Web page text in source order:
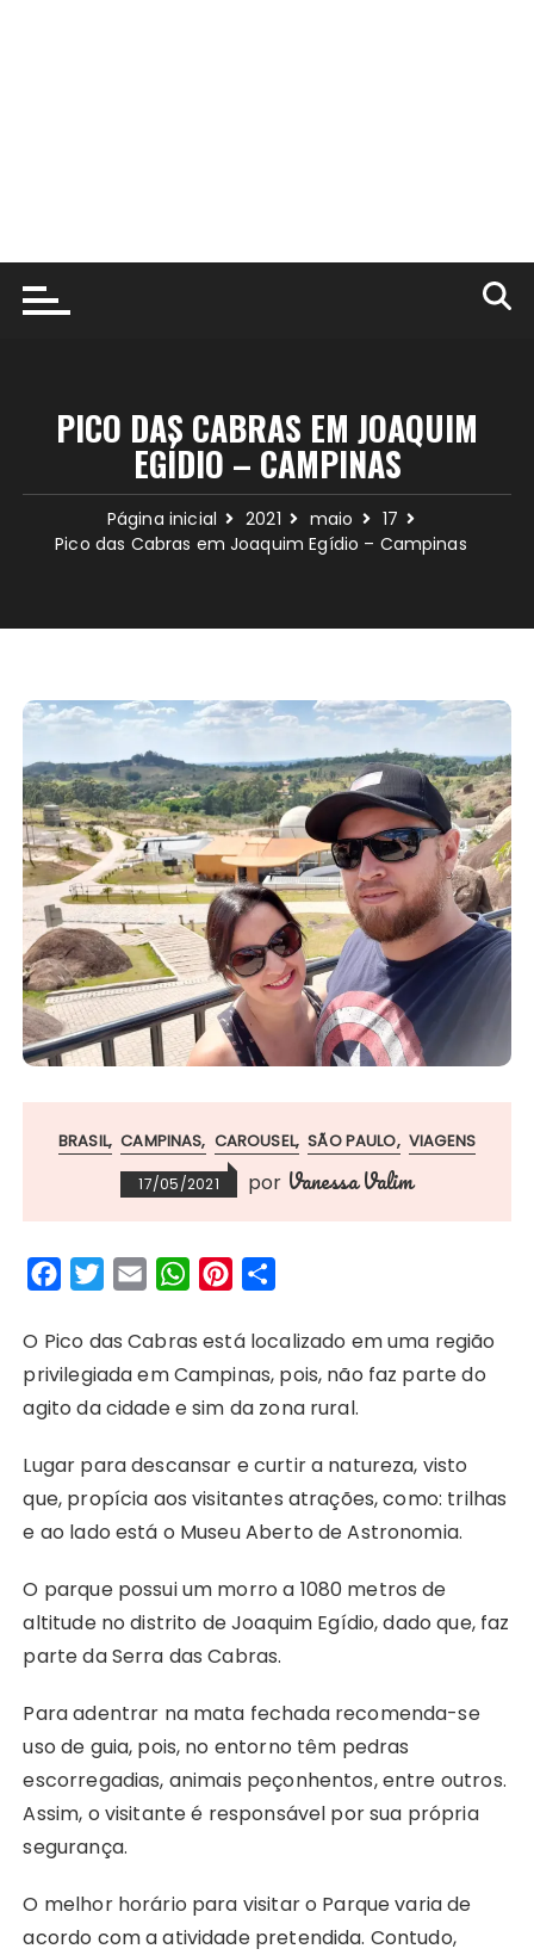
PICO DAS CABRAS EM JOAQUIM
EGÍDIO – CAMPINAS
Página inicial 2021 maio
17
Pico das Cabras em Joaquim Egídio – Campinas
BRASIL CAMPINAS CAROUSEL SÃO PAULO VIAGENS
17/05/2021 por Vanessa Valim
c
e
b
o
k
i
t
t
r
a
i
l
W
a
t
s
p
p
n
t
e
e
s
t
a
r
e
O Pico das Cabras está localizado em uma região
privilegiada em Campinas, pois, não faz parte do
agito da cidade e sim da zona rural.
Lugar para descansar e curtir a natureza, visto
que, propícia aos visitantes atrações, como: trilhas
e ao lado está o Museu Aberto de Astronomia.
O parque possui um morro a 1080 metros de
altitude no distrito de Joaquim Egídio, dado que, faz
parte da Serra das Cabras.
Para adentrar na mata fechada recomenda-se
uso de guia, pois, no entorno têm pedras
escorregadias, animais peçonhentos, entre outros.
Assim, o visitante é responsável por sua própria
segurança.
O melhor horário para visitar o Parque varia de
acordo com a atividade pretendida. Contudo,